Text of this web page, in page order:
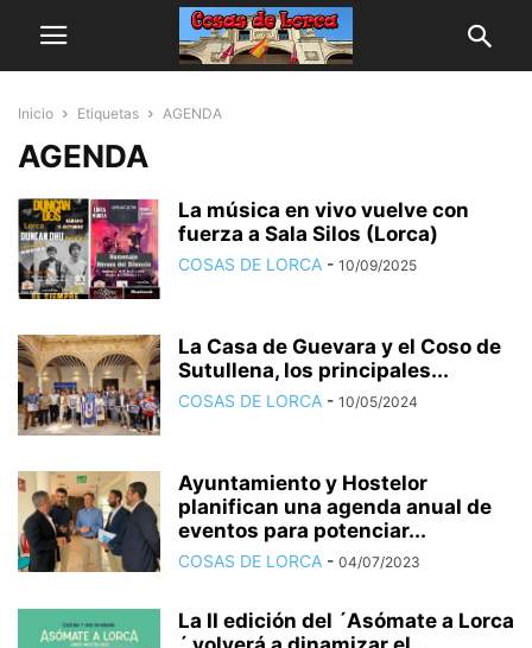
Inicio Etiquetas AGENDA
AGENDA
La música en vivo vuelve con
fuerza a Sala Silos (Lorca)
COSAS DE LORCA - 10/09/2025
La Casa de Guevara y el Coso de
Sutullena, los principales...
COSAS DE LORCA - 10/05/2024
Ayuntamiento y Hostelor
planifican una agenda anual de
eventos para potenciar...
COSAS DE LORCA - 04/07/2023
La II edición del ´Asómate a Lorca